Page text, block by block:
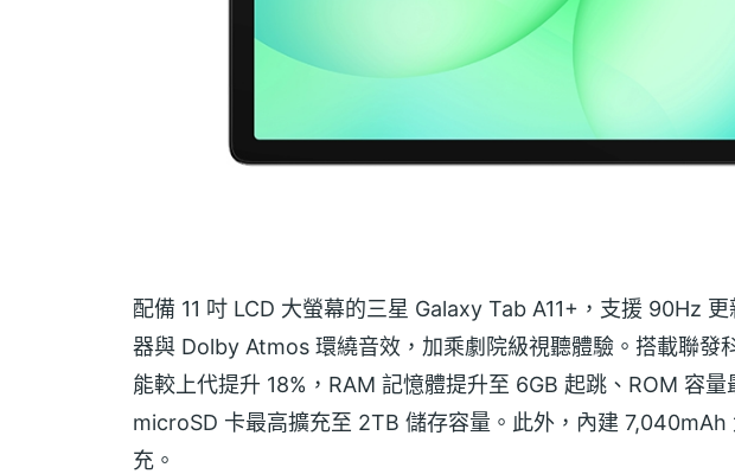
配備 11 吋 LCD 大螢幕的三星 Galaxy Tab A11+，支援 90Hz
器與 Dolby Atmos 環繞音效，加乘劇院級視聽體驗。搭載聯發
能較上代提升 18%，RAM 記憶體提升至 6GB 起跳、ROM 容
microSD 卡最高擴充至 2TB 儲存容量。此外，內建
充。